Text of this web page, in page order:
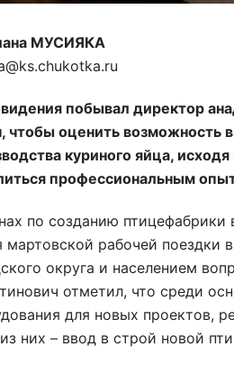
МУСИЯКА
побывал директор
чтобы оценить возможность
куриного яйца,
профессиональным
по созданию
мартовской рабочей поездки
округа и населением
отметил, что среди
для новых проектов,
них – ввод в строй новой